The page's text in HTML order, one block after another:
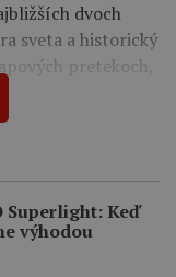
dvoch
sveta a historický
pretekoch,
Superlight: Keď
výhodou